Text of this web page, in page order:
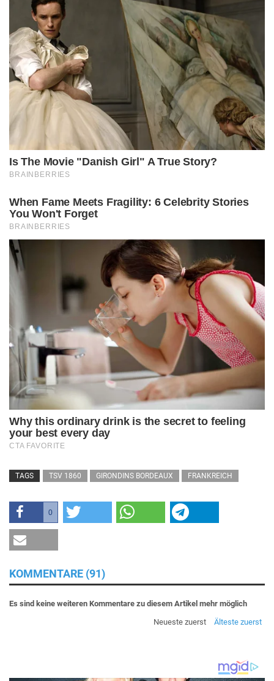
TAGS TSV 1860 GIRONDINS BORDEAUX FRANKREICH
0
KOMMENTARE (91)
Es sind keine weiteren Kommentare zu diesem Artikel mehr möglich
Neueste zuerst
Älteste zuerst